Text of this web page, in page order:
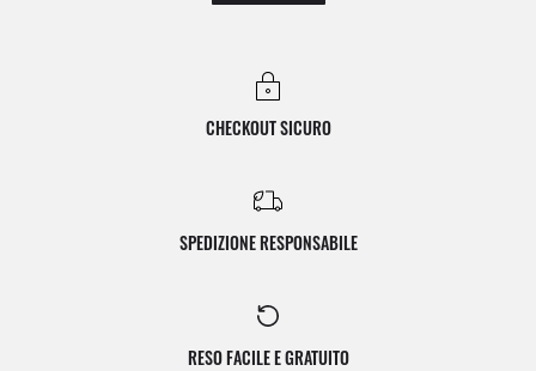
CHECKOUT SICURO
SPEDIZIONE RESPONSABILE
RESO FACILE E GRATUITO